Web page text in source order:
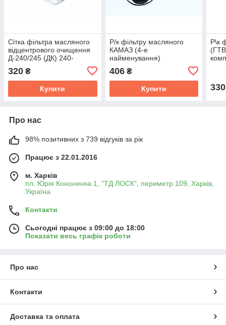
Сітка фільтра масляного
відцентрового очищення
Д-240/245 (ДК) 240-
320 ₴
Купити
Р/к фільтру масляного
КАМАЗ (4-е
найменування)
406₴
Купити
Р\к
330
Про нас
98% позитивних з 739 відгуків за рік
Працює з 22.01.2016
м. Харків
пл. Юрія Кононенка 1, "ТД ЛОСК", периметр 109, Харків,
Україна
Контакти
Сьогодні працює з 09:00 до 18:00
Показати весь графік роботи
Про нас
Контакти
Доставка та оплата